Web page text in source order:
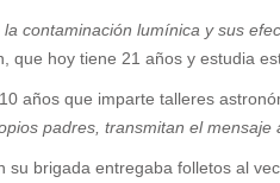
contaminación lumínica y sus
que hoy tiene 21 años y estudia
años que imparte talleres
padres, transmitan el
su brigada entregaba folletos al